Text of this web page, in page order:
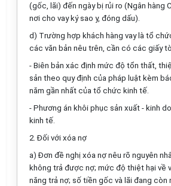
(gốc, lãi) đến ngày bị rủi ro (Ngân hàng
nơi cho vay ký sao y, đóng dấu).
d) Trường hợp khách hàng vay là tổ
các văn bản nêu trên, cần có các giấy
- Biên bản xác định mức độ tổn thất,
sản theo quy định của pháp luật kèm
năm gần nhất của tổ chức kinh tế.
- Phương án khôi phục sản xuất - kinh
kinh tế.
2. Đối với xóa nợ
a) Đơn đề nghị xóa nợ nêu rõ nguyên
không trả được nợ; mức độ thiệt hại về
năng trả nợ; số tiền gốc và lãi đang còn